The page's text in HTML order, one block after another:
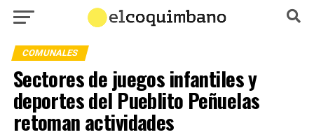
COMUNALES
Sectores de juegos infantiles y
deportes del Pueblito Peñuelas
retoman actividades